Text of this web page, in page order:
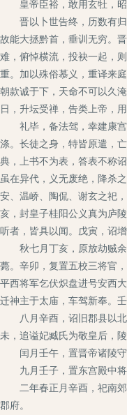
皇帝臣裕，敢用玄牡，昭
晋以卜世告终，历数有归
故能大拯黔首，垂训无穷。
难，俯悼横流，投袂一起，
重。加以殊俗慕义，重译来
朝款诚于下，天命不可以久
日，升坛受禅，告类上帝，
礼毕，备法驾，幸建康宫
涤。长徒之身，特皆原遣，
典，上书不为表，答表不称
虽在异代，义无废绝，降杀
安、温峤、陶侃、谢玄之祀
亥，封皇子桂阳公义真为庐
听者，皆具以闻。戊寅，诏
秋七月丁亥，原放劫贼余
薨。辛卯，复置五校三将官
平西将军乞伏炽盘进号安西
迁神主于太庙，车驾新奉。
八月辛酉，诏旧郡县以北
未，追谥妃臧氏为敬皇后，
闰月壬午，置晋帝诸陵守
九月壬子，置东宫殿中将
二年春正月辛酉，祀南郊
郡府。